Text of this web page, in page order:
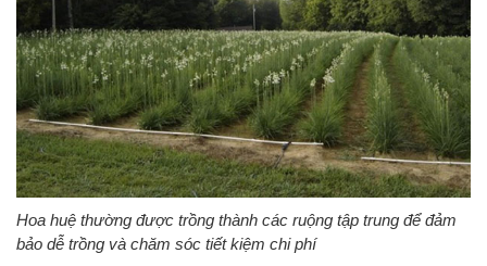
Hoa huệ thường được trồng thành các ruộng tập trung để đảm
bảo dễ trồng và chăm sóc tiết kiệm chi phí